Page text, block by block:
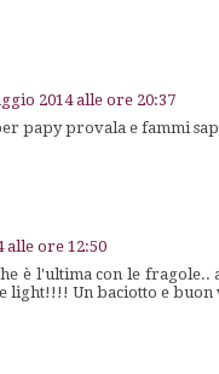
2014 alle ore 20:37
papy provala e fammi
alle ore 12:50
è l'ultima con le fragole..
light!!!! Un baciotto e buon